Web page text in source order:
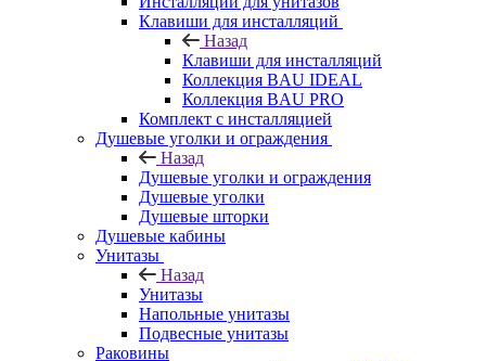
Клавиши для инсталляций
Назад
Клавиши для инсталляций
Коллекция BAU IDEAL
Коллекция BAU PRO
Комплект с инсталляцией
Душевые уголки и ограждения
Назад
Душевые уголки и ограждения
Душевые уголки
Душевые шторки
Душевые кабины
Унитазы
Назад
Унитазы
Напольные унитазы
Подвесные унитазы
Раковины